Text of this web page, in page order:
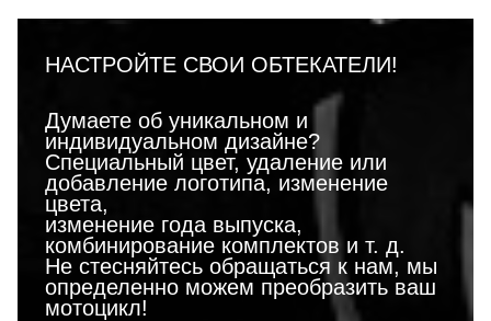
НАСТРОЙТЕ СВОИ ОБТЕКАТЕЛИ!
Думаете об уникальном и
индивидуальном дизайне?
Специальный цвет, удаление или
добавление логотипа, изменение
цвета,
изменение года выпуска,
комбинирование комплектов и т. д.
Не стесняйтесь обращаться к нам, мы
определенно можем преобразить ваш
мотоцикл!